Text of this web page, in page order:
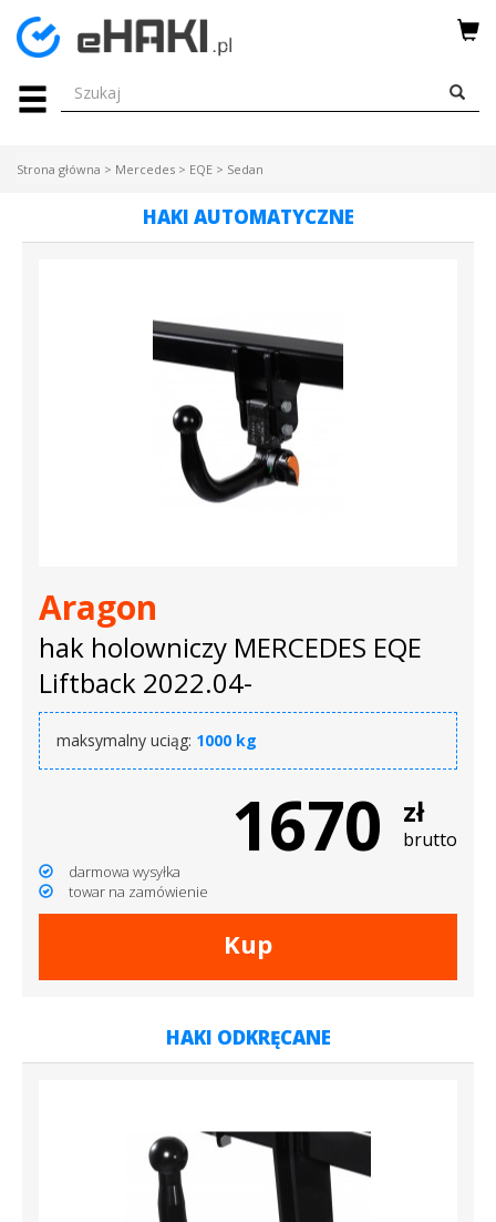
Menu
HAKI
WIĄZKI
SPORTOWE
Turystyka
Przyczepy
samochodowe
Strona główna > Mercedes > EQE > Sedan
HAKI AUTOMATYCZNE
Aragon
hak holowniczy MERCEDES EQE
Liftback 2022.04-
maksymalny uciąg: 1000 kg
1670 zł
brutto
darmowa wysyłka
towar na zamówienie
Kup
HAKI ODKRĘCANE